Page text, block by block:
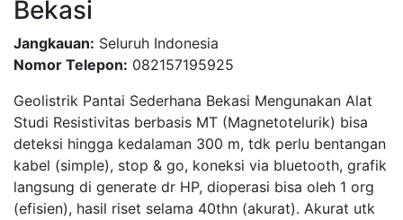
Bekasi
Jangkauan: Seluruh Indonesia
Nomor Telepon: 082157195925
Geolistrik Pantai Sederhana Bekasi Mengunakan Alat
Studi Resistivitas berbasis MT (Magnetotelurik) bisa
deteksi hingga kedalaman 300 m, tdk perlu bentangan
kabel (simple), stop & go, koneksi via bluetooth, grafik
langsung di generate dr HP, dioperasi bisa oleh 1 org
(efisien), hasil riset selama 40thn (akurat). Akurat utk